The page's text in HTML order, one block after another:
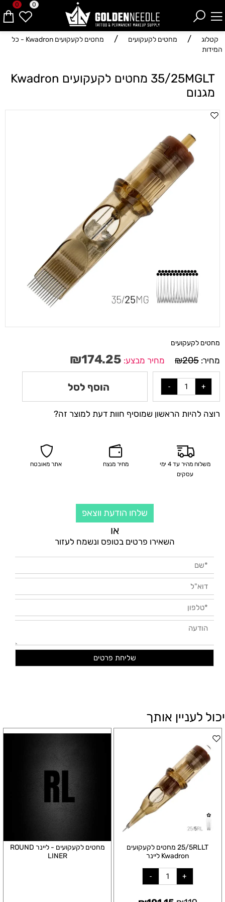
0 0
קטלוג / מחטים לקעקועים /
מחטים לקעקועים Kwadron - כל
המידות
35/25MGLT מחטים לקעקועים Kwadron
מגנום
מחטים לקעקועים
מחיר: ₪205 מחיר מבצע: ₪174.25
הוסף לסל
רוצה להיות הראשון שמוסיף חוות דעת למוצר זה?
משלוח מהיר עד 4 ימי
עסקים
מחיר מנצח אתר מאובטח
שלחו הודעת ווצאפ
או
השאירו פרטים בטופס ונשמח לעזור
יכול לעניין אותך
25/5RLLT מחטים לקעקועים
Kwadron ליינר
מחטים לקעקועים - ליינר ROUND
LINER